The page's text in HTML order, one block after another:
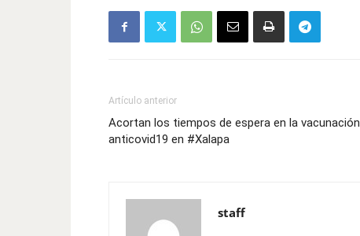
Artículo anterior
Acortan los tiempos de espera en la vacunación
anticovid19 en #Xalapa
staff